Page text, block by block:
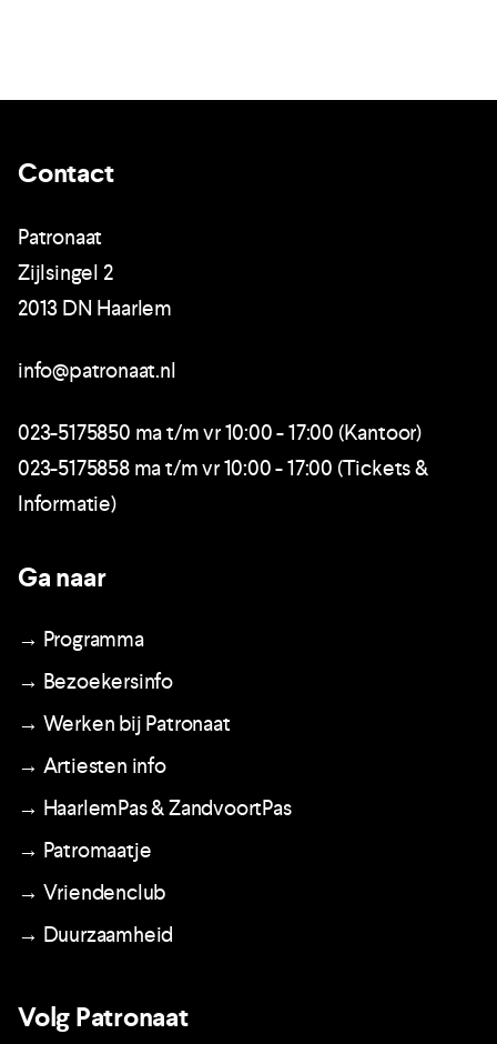
Contact
Patronaat
Zijlsingel 2
2013 DN Haarlem
info@patronaat.nl
023-5175850 ma t/m vr 10:00 - 17:00 (Kantoor)
023-5175858 ma t/m vr 10:00 - 17:00 (Tickets &
Informatie)
Ga naar
→ Programma
→ Bezoekersinfo
→ Werken bij Patronaat
→ Artiesten info
→ HaarlemPas & ZandvoortPas
→ Patromaatje
→ Vriendenclub
→ Duurzaamheid
Volg Patronaat